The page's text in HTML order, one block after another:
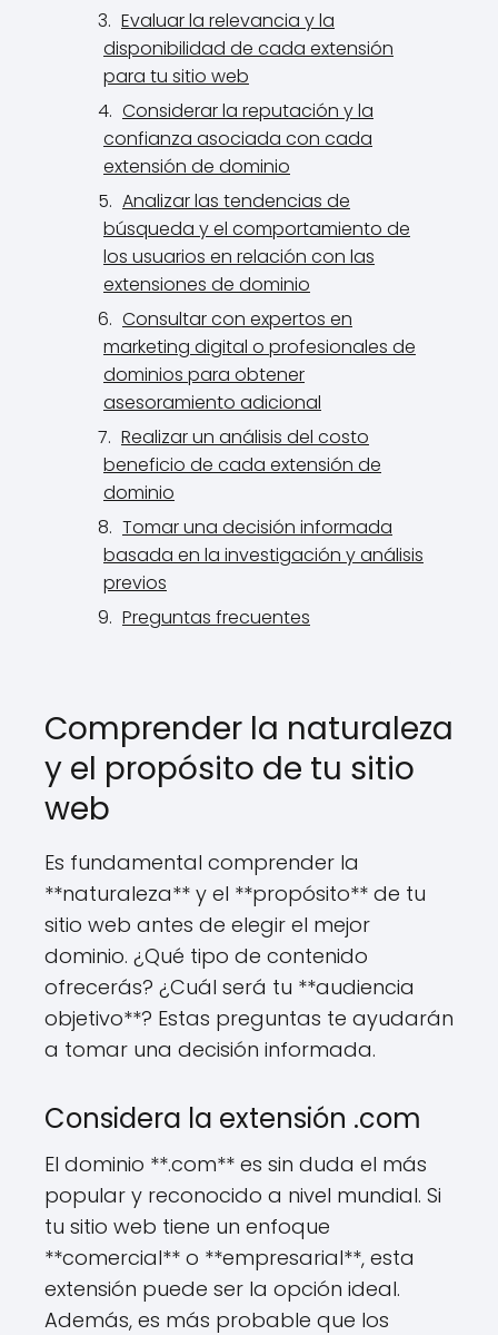
Evaluar la relevancia y la
disponibilidad de cada extensión
para tu sitio web
Considerar la reputación y la
confianza asociada con cada
extensión de dominio
Analizar las tendencias de
búsqueda y el comportamiento de
los usuarios en relación con las
extensiones de dominio
Consultar con expertos en
marketing digital o profesionales de
dominios para obtener
asesoramiento adicional
Realizar un análisis del costo
beneficio de cada extensión de
dominio
Tomar una decisión informada
basada en la investigación y análisis
previos
Preguntas frecuentes
Comprender la naturaleza
y el propósito de tu sitio
web
Es fundamental comprender la
**naturaleza** y el **propósito** de tu
sitio web antes de elegir el mejor
dominio. ¿Qué tipo de contenido
ofrecerás? ¿Cuál será tu **audiencia
objetivo**? Estas preguntas te ayudarán
a tomar una decisión informada.
Considera la extensión .com
El dominio **.com** es sin duda el más
popular y reconocido a nivel mundial. Si
tu sitio web tiene un enfoque
**comercial** o **empresarial**, esta
extensión puede ser la opción ideal.
Además, es más probable que los